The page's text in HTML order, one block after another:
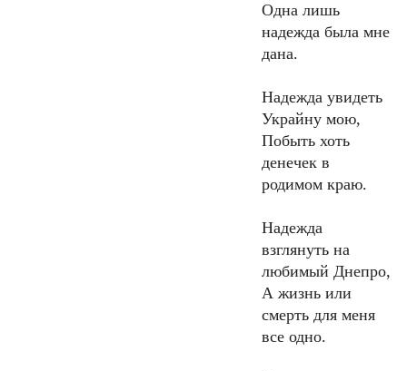
Одна лишь
надежда была мне
дана.
Надежда увидеть
Украйну мою,
Побыть хоть
денечек в
родимом краю.
Надежда
взглянуть на
любимый Днепро,
А жизнь или
смерть для меня
все одно.